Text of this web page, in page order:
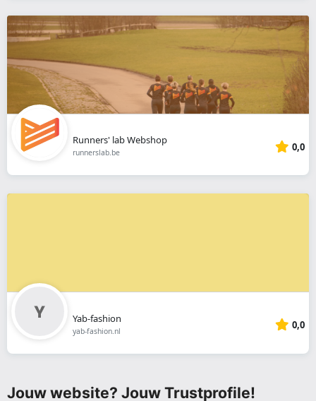
Runners' lab Webshop
runnerslab.be 0,0
Yab-fashion
yab-fashion.nl 0,0
Jouw website? Jouw Trustprofile!